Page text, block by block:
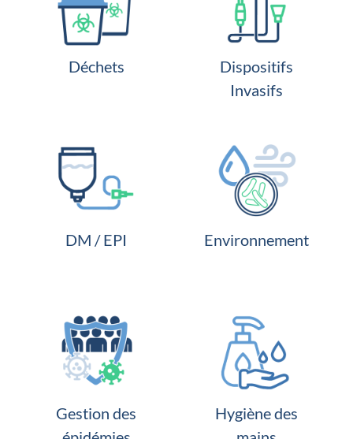
Déchets
Dispositifs
Invasifs
DM / EPI Environnement
Gestion des
Hygiène des